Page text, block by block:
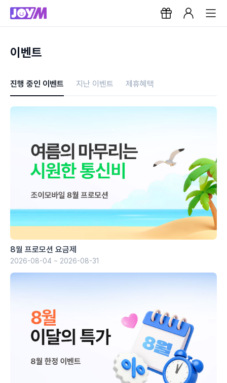
이벤트
진행 중인 이벤트 지난 이벤트 제휴혜택
8월 프로모션 요금제
2026-08-04 ~ 2026-08-31